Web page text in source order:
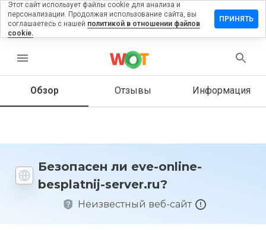
menu
Обзор Отзывы Информация
Безопасен ли eve-online-
besplatnij-server.ru?
Неизвестный веб-сайт
на
Как бы
оценили
этот
сайт от
Этот сайт использует файлы cookie для анализа и
персонализации. Продолжая использование сайта, вы
соглашаетесь с нашей политикой в отношении файлов
cookie.
ПРИНЯТЬ